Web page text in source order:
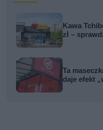
Kawa
zł –
Ta
daje efekt